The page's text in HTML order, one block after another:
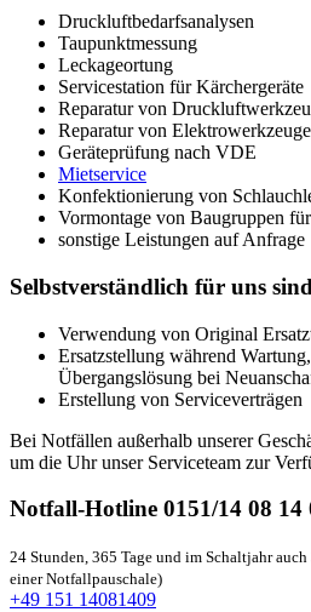
Druckluftbedarfsanalysen
Taupunktmessung
Leckageortung
Servicestation für Kärchergeräte
Reparatur von
Reparatur von
Geräteprüfung nach VDE
Mietservice
Konfektionierung von
Vormontage von Baugruppen
sonstige Leistungen auf Anfrage
Selbstverständlich für uns sind
Verwendung von Original
Ersatzstellung während
Übergangslösung bei
Erstellung von Serviceverträgen
Bei Notfällen außerhalb unserer
um die Uhr unser Serviceteam zur
Notfall-Hotline 0151/14 08 14
24 Stunden, 365 Tage und im Schaltjahr
einer Notfallpauschale)
+49 151 14081409